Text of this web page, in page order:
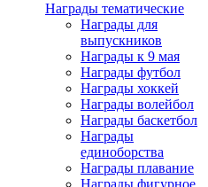
Награды тематические
Награды для
выпускников
Награды к 9 мая
Награды футбол
Награды хоккей
Награды волейбол
Награды баскетбол
Награды
единоборства
Награды плавание
Награды фигурное